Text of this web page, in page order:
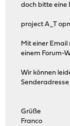
doch bitte eine
project A_T
Mit einer Email
einem Forum-
Wir können
Grüße
Franco